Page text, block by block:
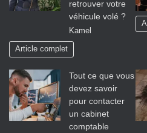
retrouver votre
véhicule volé ?
Kamel
Article complet
Tout ce que vous
devez savoir
pour contacter
un cabinet
comptable